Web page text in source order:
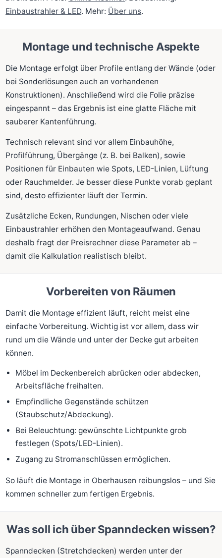
Einbaustrahler & LED. Mehr: Über uns.
Montage und technische Aspekte
Die Montage erfolgt über Profile entlang der Wände (oder
bei Sonderlösungen auch an vorhandenen
Konstruktionen). Anschließend wird die Folie präzise
eingespannt – das Ergebnis ist eine glatte Fläche mit
sauberer Kantenführung.
Technisch relevant sind vor allem Einbauhöhe,
Profilführung, Übergänge (z. B. bei Balken), sowie
Positionen für Einbauten wie Spots, LED-Linien, Lüftung
oder Rauchmelder. Je besser diese Punkte vorab geplant
sind, desto effizienter läuft der Termin.
Zusätzliche Ecken, Rundungen, Nischen oder viele
Einbaustrahler erhöhen den Montageaufwand. Genau
deshalb fragt der Preisrechner diese Parameter ab –
damit die Kalkulation realistisch bleibt.
Vorbereiten von Räumen
Damit die Montage effizient läuft, reicht meist eine
einfache Vorbereitung. Wichtig ist vor allem, dass wir
rund um die Wände und unter der Decke gut arbeiten
können.
Möbel im Deckenbereich abrücken oder abdecken,
Arbeitsfläche freihalten.
Empfindliche Gegenstände schützen
(Staubschutz/Abdeckung).
Bei Beleuchtung: gewünschte Lichtpunkte grob
festlegen (Spots/LED-Linien).
Zugang zu Stromanschlüssen ermöglichen.
So läuft die Montage in Oberhausen reibungslos – und Sie
kommen schneller zum fertigen Ergebnis.
Was soll ich über Spanndecken wissen?
Spanndecken (Stretchdecken) werden unter der